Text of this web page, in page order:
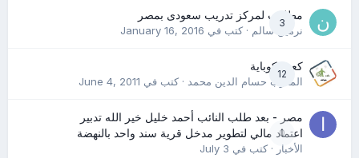
3
مطلوب لمركز تدريب سعودى بمصر
نرمين سالم· كتب في January 16, 2016
12
كعب كوباية
المدرب حسام الدين محمد· كتب في June 4, 2011
0
مصر - بعد طلب النائب أحمد خليل خير الله تدبير
اعتماد مالي لتطوير مدخل قرية سند واحد بالنهضة
الأخبار· كتب في July 3